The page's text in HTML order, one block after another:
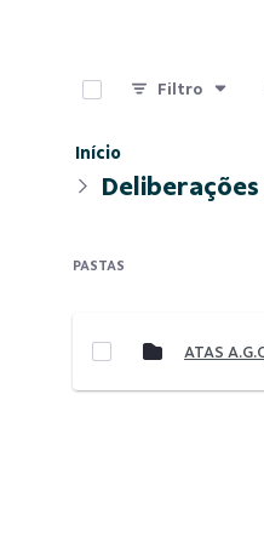
Filtro
Início
PASTAS
ATAS